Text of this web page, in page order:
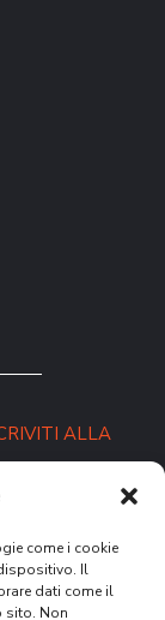
come i cookie
Il
dati come il
sito. Non
ALLA